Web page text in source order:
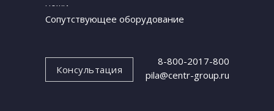
Консультация
8-800-2017-800
pila@centr-group.ru
ножи
Сопутствующее оборудование